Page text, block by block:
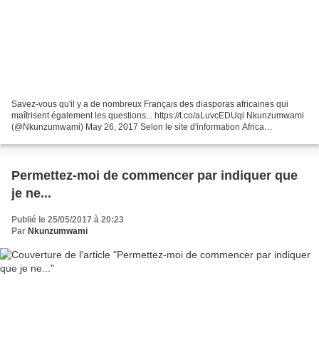
Savez-vous qu'il y a de nombreux Français des diasporas africaines qui
maîtrisent également les questions... https://t.co/aLuvcEDUqi Nkunzumwami
(@Nkunzumwami) May 26, 2017 Selon le site d'information Africa
Permettez-moi de commencer par indiquer que
je ne...
Publié le 25/05/2017 à 20:23
Par Nkunzumwami